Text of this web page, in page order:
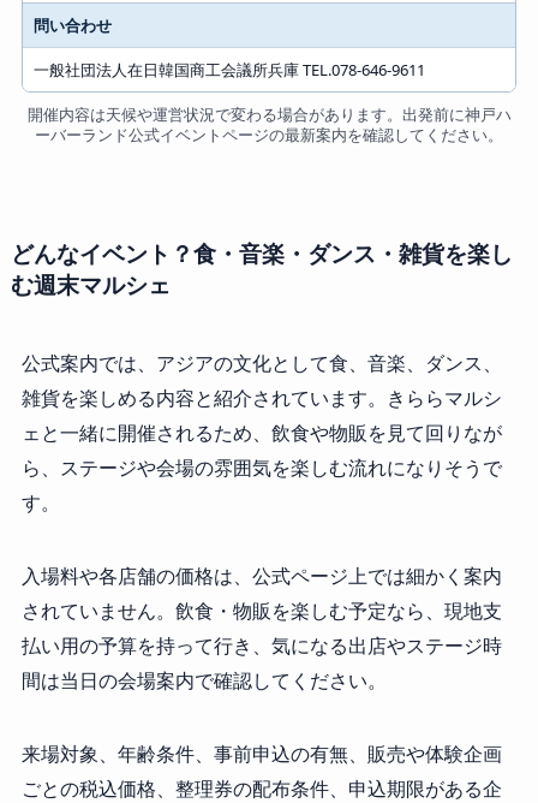
問い合わせ
一般社団法人在日韓国商工会議所兵庫 TEL.078-646-9611
開催内容は天候や運営状況で変わる場合があります。出発前に神戸ハ
ーバーランド公式イベントページの最新案内を確認してください。
どんなイベント？食・音楽・ダンス・雑貨を楽し
む週末マルシェ
公式案内では、アジアの文化として食、音楽、ダンス、
雑貨を楽しめる内容と紹介されています。きららマルシ
ェと一緒に開催されるため、飲食や物販を見て回りなが
ら、ステージや会場の雰囲気を楽しむ流れになりそうで
す。
入場料や各店舗の価格は、公式ページ上では細かく案内
されていません。飲食・物販を楽しむ予定なら、現地支
払い用の予算を持って行き、気になる出店やステージ時
間は当日の会場案内で確認してください。
来場対象、年齢条件、事前申込の有無、販売や体験企画
ごとの税込価格、整理券の配布条件、申込期限がある企